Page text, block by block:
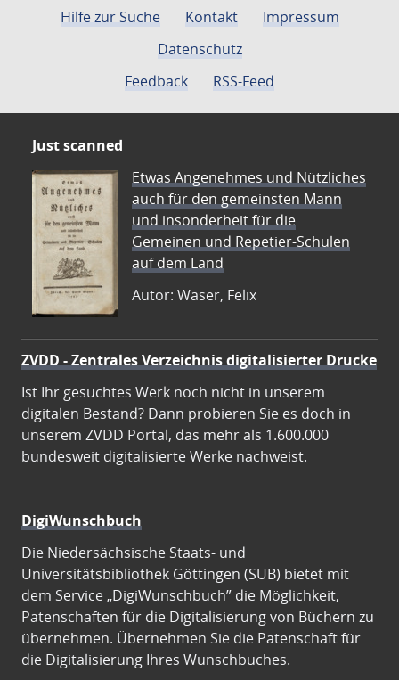
Hilfe zur Suche Kontakt
Impressum
Datenschutz
Feedback
RSS-Feed
Just scanned
Etwas Angenehmes und Nützliches
auch für den gemeinsten Mann
und insonderheit für die
Gemeinen und Repetier-Schulen
auf dem Land
Autor: Waser, Felix
ZVDD - Zentrales Verzeichnis digitalisierter Drucke
Ist Ihr gesuchtes Werk noch nicht in unserem
digitalen Bestand? Dann probieren Sie es doch in
unserem ZVDD Portal, das mehr als 1.600.000
bundesweit digitalisierte Werke nachweist.
DigiWunschbuch
Die Niedersächsische Staats- und
Universitätsbibliothek Göttingen (SUB) bietet mit
dem Service „DigiWunschbuch” die Möglichkeit,
Patenschaften für die Digitalisierung von Büchern zu
übernehmen. Übernehmen Sie die Patenschaft für
die Digitalisierung Ihres Wunschbuches.